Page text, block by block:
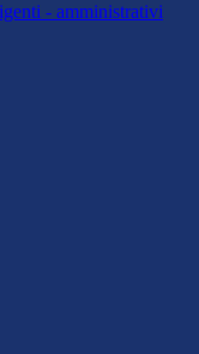
- amministrativi